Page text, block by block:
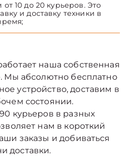
10 до 20 курьеров. Это
и доставку техники в
наша собственная
Мы абсолютно бесплатно
устройство, доставим в
состоянии.
курьеров в разных
нам в короткий
заказы и добиваться
доставки.